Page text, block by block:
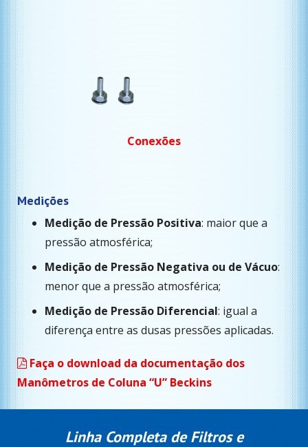
Conexões
Medições
Medição de Pressão Positiva: maior que a
pressão atmosférica;
Medição de Pressão Negativa ou de Vácuo:
menor que a pressão atmosférica;
Medição de Pressão Diferencial: igual a
diferença entre as dusas pressões aplicadas.
Faça o download da documentação dos
Manômetros de Coluna “U” Beckins
Linha Completa de Filtros e